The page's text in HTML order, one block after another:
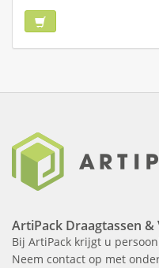
ArtiPack Draagtassen &
Bij ArtiPack krijgt u
Neem contact op met